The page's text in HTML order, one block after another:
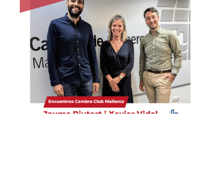
Habítium
Empresa líder en decoración, reformas y mobiliario
online. Ha sabido innovar en un sector tradicional,
consolidando un crecimiento sostenible.
Ver la entrevista